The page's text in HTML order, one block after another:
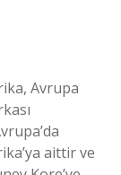
Avrupa
aittir ve